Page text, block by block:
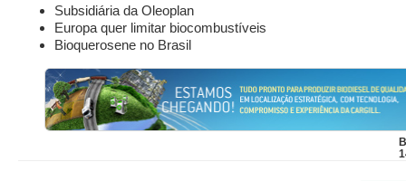
Subsidiária da Oleoplan
Europa quer limitar biocombustíveis
Bioquerosene no Brasil